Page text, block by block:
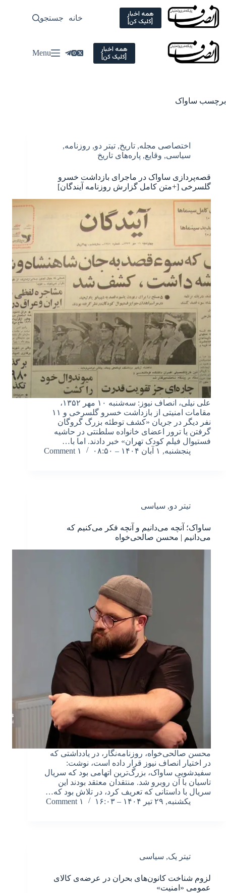
Skip
content
همه اخبار
[کلیک کن] خانه سیاسی
جستجو
همه اخبار
[کلیک کن] Menu
برچسب ساواک
اختصاصی مجله, تاریخ, تیتر دو, روزنامه,
سیاسی, وقایع, پاره‌های تاریخ
قصه‌پردازی ساواک در ماجرای بازداشت خسرو
گلسرخی [+متن کامل گزارش روزنامه آیندگان]
علی نیلی، انصاف نیوز: سه‌شنبه ۱۰ مهر ۱۳۵۲،
مقامات امنیتی از بازداشت خسرو گلسرخی و ۱۱
نفر دیگر در جریان «کشف توطئه بزرگ گروگان
گرفتن یا ترور اعضای خانواده سلطنتی در حاشیه
فستیوال فیلم کودک تهران» خبر دادند. اما با…
پنجشنبه, ۱ آبان ۱۴۰۴ – ۰۸:۵۰
۱ Comment
تیتر دو, سیاسی
ساواک؛ آنچه می‌دانیم و آنچه فکر می‌کنیم که
می‌دانیم | محسن صالحی‌خواه
محسن صالحی‌خواه، روزنامه‌نگار، در یادداشتی که
در اختیار انصاف نیوز قرار داده است، نوشت:
سفیدشویی ساواک، بزرگ‌ترین اتهامی بود که سریال
تاسیان با آن روبرو شد. منتقدان معتقد بودند این
سریال با داستانی که تعریف کرد، در تلاش بود که…
یکشنبه, ۲۹ تیر ۱۴۰۴ – ۱۶:۰۳
۱ Comment
تیتر یک, سیاسی
لزوم شناخت کانون‌های بحران در عرضه‌ی کالای
عمومی «امنیت»